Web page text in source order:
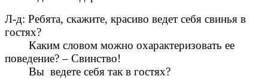
Л-д: Ребята, скажите, красиво ведет себя свинья в
гостях?
Каким словом можно охарактеризовать ее
поведение? – Свинство!
Вы ведете себя так в гостях?